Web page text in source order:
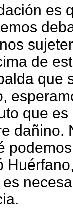
es
de
que
que
dañino.